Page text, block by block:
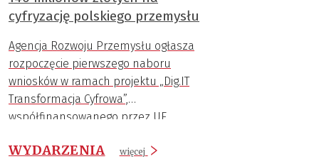
w ramach FENG, został stworzony właśnie
przedsiębiorstwom wkroczyć na wyższy
poziom cyfrowego rozwoju.
cyfryzację polskiego przemysłu
Agencja Rozwoju Przemysłu ogłasza
rozpoczęcie pierwszego naboru
wniosków w ramach projektu „Dig.IT
Transformacja Cyfrowa”,
współfinansowanego przez UE.
WYDARZENIA więcej